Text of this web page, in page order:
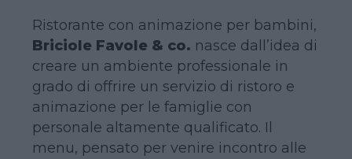
Ristorante con animazione per bambini,
Briciole Favole & co. nasce dall’idea di
creare un ambiente professionale in
grado di offrire un servizio di ristoro e
animazione per le famiglie con
personale altamente qualificato. Il
menu, pensato per venire incontro alle